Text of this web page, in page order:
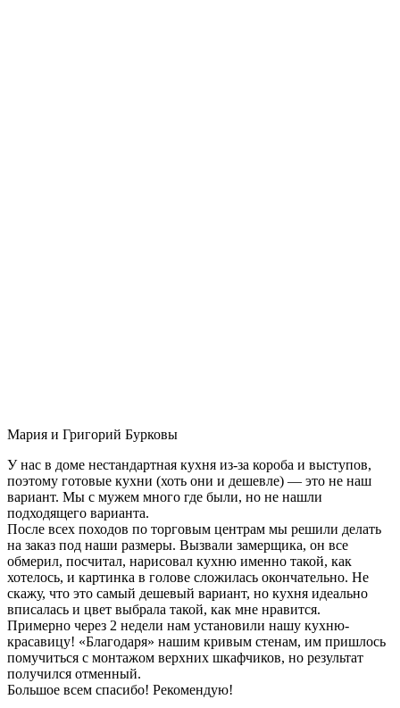
Мария и Григорий Бурковы
У нас в доме нестандартная кухня из-за короба и выступов,
поэтому готовые кухни (хоть они и дешевле) — это не наш
вариант. Мы с мужем много где были, но не нашли
подходящего варианта.
После всех походов по торговым центрам мы решили делать
на заказ под наши размеры. Вызвали замерщика, он все
обмерил, посчитал, нарисовал кухню именно такой, как
хотелось, и картинка в голове сложилась окончательно. Не
скажу, что это самый дешевый вариант, но кухня идеально
вписалась и цвет выбрала такой, как мне нравится.
Примерно через 2 недели нам установили нашу кухню-
красавицу! «Благодаря» нашим кривым стенам, им пришлось
помучиться с монтажом верхних шкафчиков, но результат
получился отменный.
Большое всем спасибо! Рекомендую!